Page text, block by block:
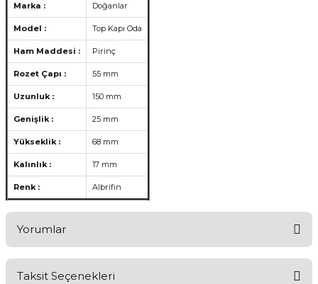
Marka : Doğanlar
Model : Top Kapı Oda
Ham Maddesi : Pirinç
Rozet Çapı : 55 mm
Uzunluk : 150 mm
Genişlik : 25 mm
Yükseklik : 68 mm
Kalınlık : 17 mm
Renk : Albrifin
Yorumlar
Taksit Seçenekleri